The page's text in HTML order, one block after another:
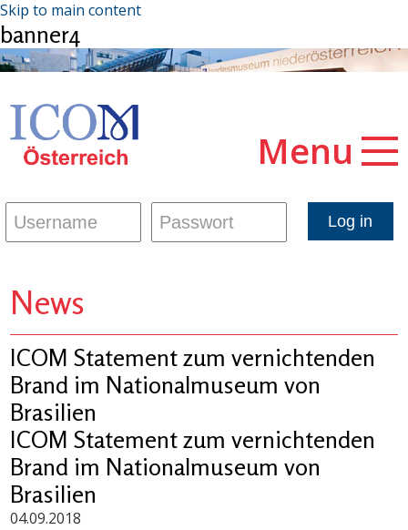
Skip to main content
banner4
Menu
News
ICOM Statement zum vernichtenden
Brand im Nationalmuseum von
Brasilien
ICOM Statement zum vernichtenden
Brand im Nationalmuseum von
Brasilien
04.09.2018